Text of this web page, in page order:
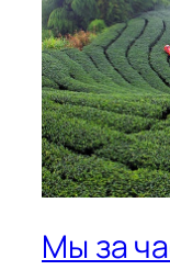
Мы за